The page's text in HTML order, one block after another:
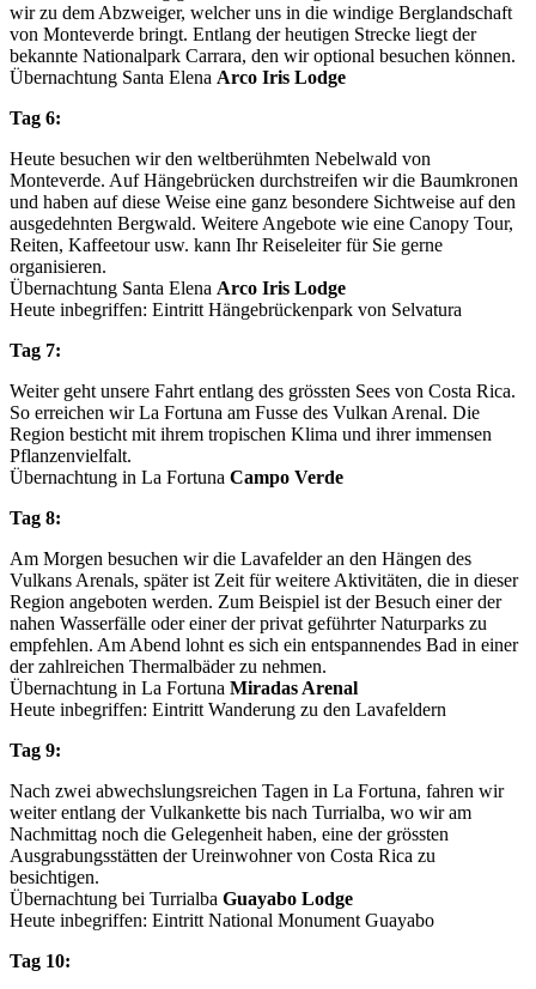
wir zu dem Abzweiger, welcher uns in die windige Berglandschaft
von Monteverde bringt. Entlang der heutigen Strecke liegt der
bekannte Nationalpark Carrara, den wir optional besuchen können.
Übernachtung Santa Elena Arco Iris Lodge
Tag 6:
Heute besuchen wir den weltberühmten Nebelwald von
Monteverde. Auf Hängebrücken durchstreifen wir die Baumkronen
und haben auf diese Weise eine ganz besondere Sichtweise auf den
ausgedehnten Bergwald. Weitere Angebote wie eine Canopy Tour,
Reiten, Kaffeetour usw. kann Ihr Reiseleiter für Sie gerne
organisieren.
Übernachtung Santa Elena Arco Iris Lodge
Heute inbegriffen: Eintritt Hängebrückenpark von Selvatura
Tag 7:
Weiter geht unsere Fahrt entlang des grössten Sees von Costa Rica.
So erreichen wir La Fortuna am Fusse des Vulkan Arenal. Die
Region besticht mit ihrem tropischen Klima und ihrer immensen
Pflanzenvielfalt.
Übernachtung in La Fortuna Campo Verde
Tag 8:
Am Morgen besuchen wir die Lavafelder an den Hängen des
Vulkans Arenals, später ist Zeit für weitere Aktivitäten, die in dieser
Region angeboten werden. Zum Beispiel ist der Besuch einer der
nahen Wasserfälle oder einer der privat geführter Naturparks zu
empfehlen. Am Abend lohnt es sich ein entspannendes Bad in einer
der zahlreichen Thermalbäder zu nehmen.
Übernachtung in La Fortuna Miradas Arenal
Heute inbegriffen: Eintritt Wanderung zu den Lavafeldern
Tag 9:
Nach zwei abwechslungsreichen Tagen in La Fortuna, fahren wir
weiter entlang der Vulkankette bis nach Turrialba, wo wir am
Nachmittag noch die Gelegenheit haben, eine der grössten
Ausgrabungsstätten der Ureinwohner von Costa Rica zu
besichtigen.
Übernachtung bei Turrialba Guayabo Lodge
Heute inbegriffen: Eintritt National Monument Guayabo
Tag 10: